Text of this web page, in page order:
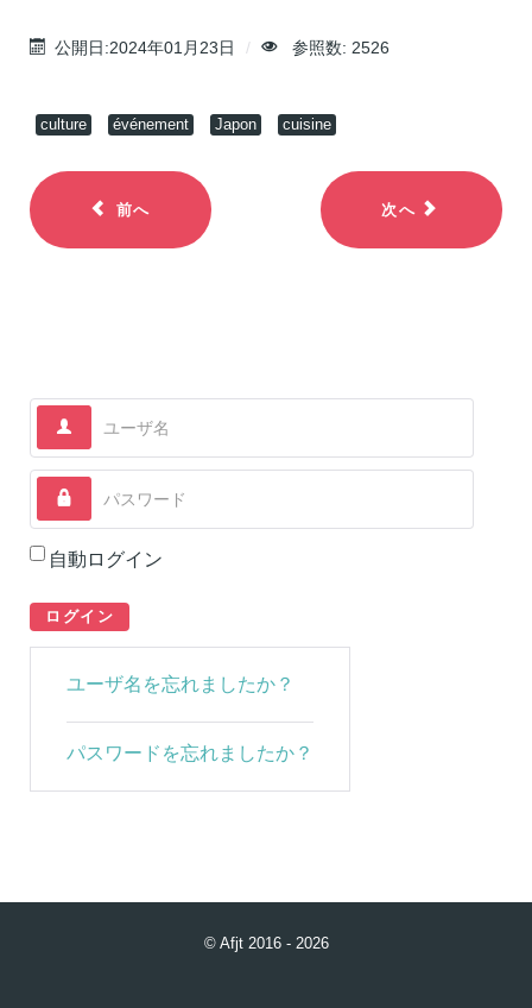
公開日:2024年01月23日 参照数: 2526
culture événement Japon cuisine
前へ 次へ
ユーザ名
自動ログイン
ログイン
ユーザ名を忘れましたか？
パスワードを忘れましたか？
© Afjt 2016 - 2026